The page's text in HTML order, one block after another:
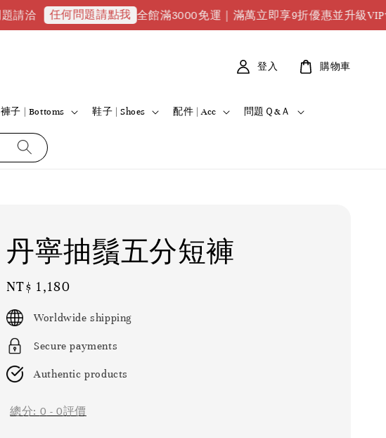
任何問題請點我 全館滿3000免運｜滿萬立即享9折優惠並升級VIP會員｜
褲子 | Bottoms 鞋子 | Shoes 配件 | Acc 問題Ｑ&Ａ
登入 購物車
丹寧抽鬚五分短褲
Regular
price
NT$ 1,180
Worldwide shipping
Secure payments
Authentic products
總分: 0 -0評價